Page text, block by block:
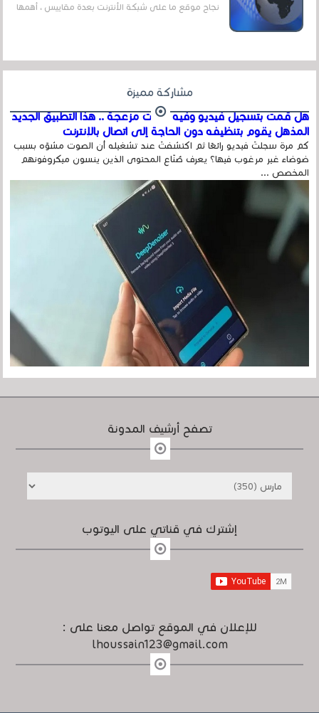
نجاح موقع ما على شبكة الأنترنت بعدة مقاييس ، أهمها
مشاركة مميزة
هل قمت بتسجيل فيديو وفيه أصوت مزعجة .. هذا التطبيق الجديد
المذهل يقوم بتنظيفه دون الحاجة إلى اتصال بالإنترنت
كم مرة سجلتَ فيديو رائعًا ثم اكتشفتَ عند تشغيله أن الصوت مشوّه بسبب
ضوضاء غير مرغوب فيها؟ يعرف صُنّاع المحتوى الذين ينسون ميكروفونهم
المخصص ...
تصفح أرشيف المدونة
إشترك في قناتي على اليوتوب
للإعلان في الموقع تواصل معنا على :
lhoussain123@gmail.com